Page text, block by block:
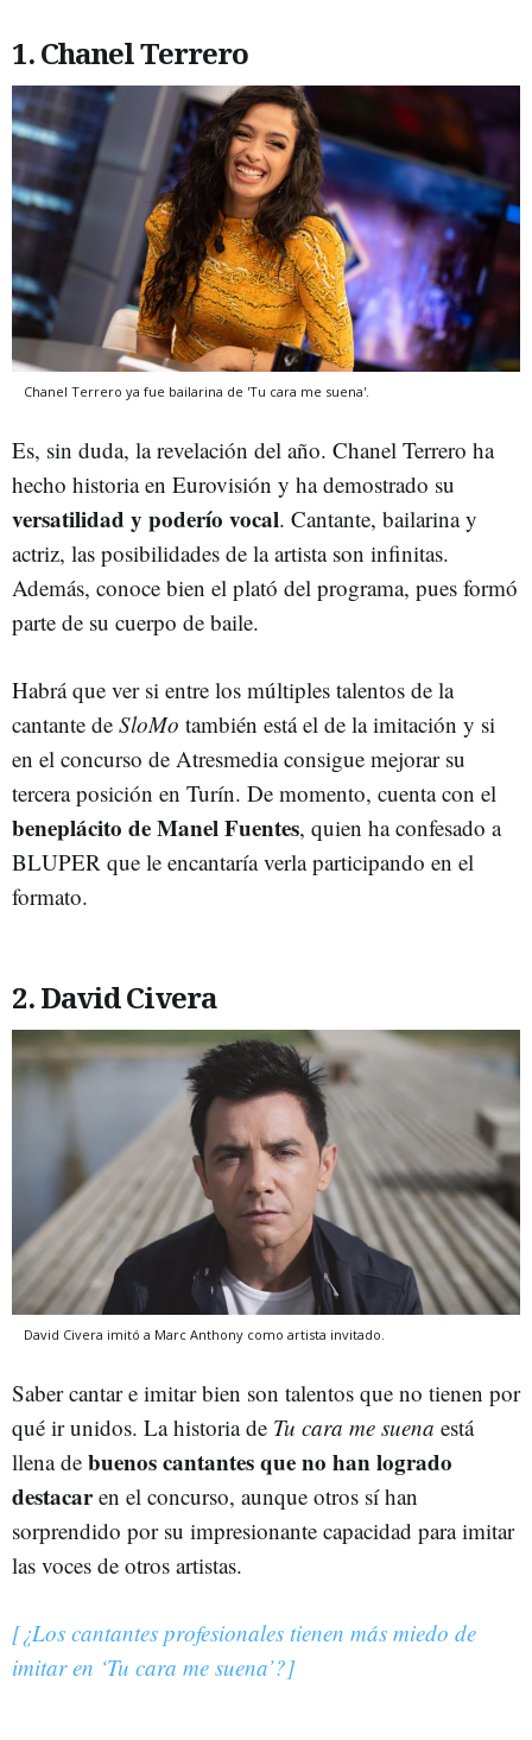
1. Chanel Terrero
Chanel Terrero ya fue bailarina de 'Tu cara me suena'.
Es, sin duda, la revelación del año. Chanel Terrero ha
hecho historia en Eurovisión y ha demostrado su
versatilidad y poderío vocal. Cantante, bailarina y
actriz, las posibilidades de la artista son infinitas.
Además, conoce bien el plató del programa, pues formó
parte de su cuerpo de baile.
Habrá que ver si entre los múltiples talentos de la
cantante de SloMo también está el de la imitación y si
en el concurso de Atresmedia consigue mejorar su
tercera posición en Turín. De momento, cuenta con el
beneplácito de Manel Fuentes, quien ha confesado a
BLUPER que le encantaría verla participando en el
formato.
2. David Civera
David Civera imitó a Marc Anthony como artista invitado.
Saber cantar e imitar bien son talentos que no tienen por
qué ir unidos. La historia de Tu cara me suena está
llena de buenos cantantes que no han logrado
destacaren el concurso, aunque otros sí han
sorprendido por su impresionante capacidad para imitar
las voces de otros artistas.
[¿Los cantantes profesionales tienen más miedo de
imitar en ‘Tu cara me suena’?]